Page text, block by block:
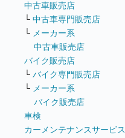
中古車販売店
└ 中古車専門販売店
└ メーカー系
中古車販売店
バイク販売店
└ バイク専門販売店
└ メーカー系
バイク販売店
車検
カーメンテナンスサービス